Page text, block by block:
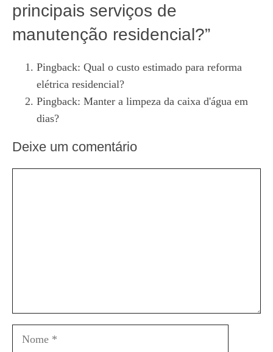
principais serviços de
manutenção residencial?”
Pingback: Qual o custo estimado para reforma
elétrica residencial?
Pingback: Manter a limpeza da caixa d'água em
dias?
Deixe um comentário